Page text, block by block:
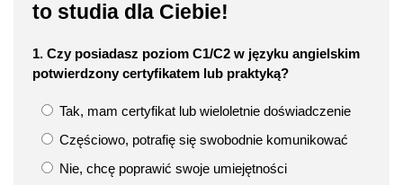
to studia dla Ciebie!
1. Czy posiadasz poziom C1/C2 w języku angielskim
potwierdzony certyfikatem lub praktyką?
Tak, mam certyfikat lub wieloletnie doświadczenie
Częściowo, potrafię się swobodnie komunikować
Nie, chcę poprawić swoje umiejętności